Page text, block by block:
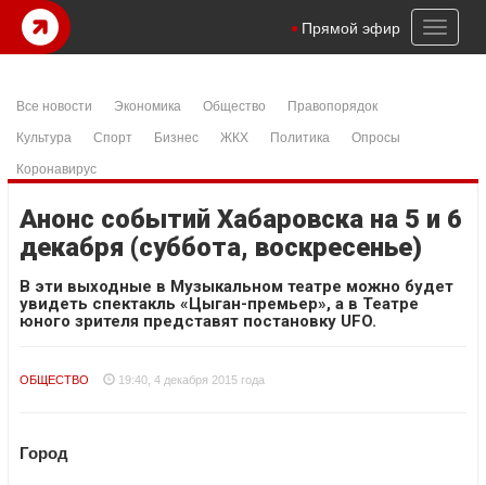
Toggle
Прямой эфир
Все новости Экономика Общество
Правопорядок
Культура
Спорт Бизнес ЖКХ Политика
Опросы
Коронавирус
Анонс событий Хабаровска на 5 и 6
декабря (суббота, воскресенье)
В эти выходные в Музыкальном театре можно будет
увидеть спектакль «Цыган-премьер», а в Театре
юного зрителя представят постановку UFO.
ОБЩЕСТВО 19:40, 4 декабря 2015 года
Город